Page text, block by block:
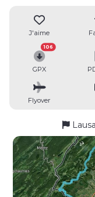
J'aime
GPX
106
Flyover